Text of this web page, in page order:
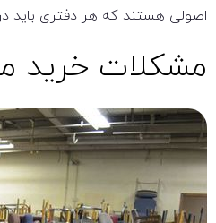
اصولی هستند که هر دفتری باید
مشکلات خرید